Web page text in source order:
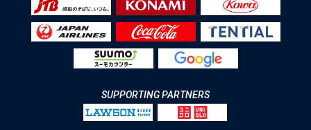
SUPPORTING PARTNERS